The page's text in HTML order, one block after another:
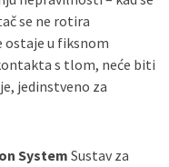
se ne rotira
u fiksnom
s tlom, neće biti
jedinstveno za
System Sustav za